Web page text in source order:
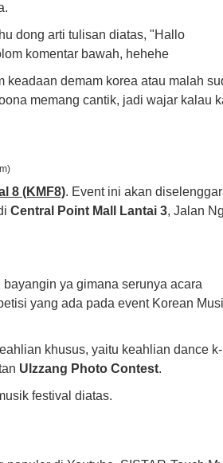
dong arti tulisan diatas, "Hallo
komentar bawah, hehehe
keadaan demam korea atau malah
memang cantik, jadi wajar kalau
8 (KMF8). Event ini akan
Central Point Mall Lantai 3, Jalan
ya gimana serunya acara
yang ada pada event Korean
khusus, yaitu keahlian dance
Ulzzang Photo Contest.
festival diatas.